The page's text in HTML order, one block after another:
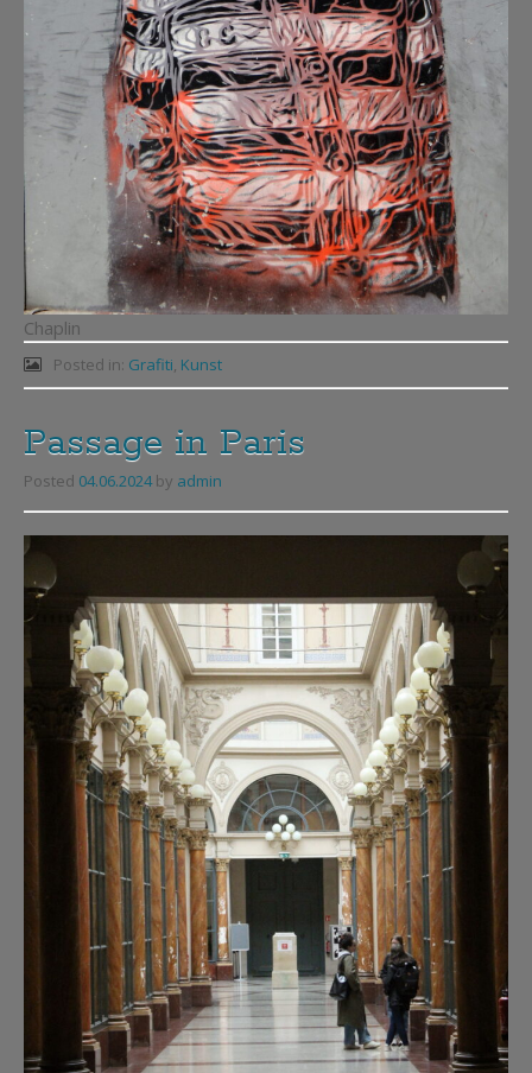
Chaplin
Posted in: Grafiti, Kunst
Passage in Paris
Posted 04.06.2024 by admin